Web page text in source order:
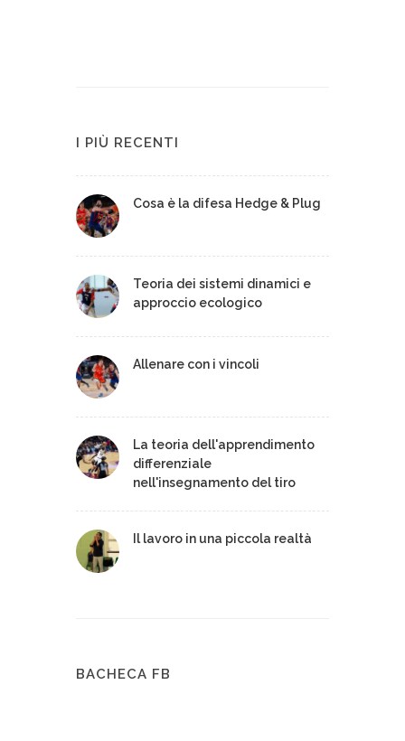
I PIÙ RECENTI
Cosa è la difesa Hedge & Plug
Teoria dei sistemi dinamici e
approccio ecologico
Allenare con i vincoli
La teoria dell'apprendimento
differenziale
nell'insegnamento del tiro
Il lavoro in una piccola realtà
BACHECA FB